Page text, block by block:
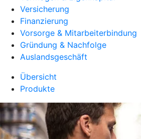
Versicherung
Finanzierung
Vorsorge & Mitarbeiterbindung
Gründung & Nachfolge
Auslandsgeschäft
Übersicht
Produkte